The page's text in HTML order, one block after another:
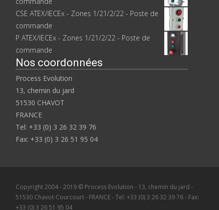
CSE ATEX/IECEx - Zones 1/21/2/22 - Poste de
commande
P ATEX/IECEx - Zones 1/21/2/22 - Poste de
commande
Nos coordonnées
Process Evolution
13, chemin du jard
51530 CHAVOT
FRANCE
Tel: +33 (0) 3 26 32 39 76
Fax: +33 (0) 3 26 51 95 04
Copyright 2004 - 2019 © Process Evolution - 13, chemin du jard -
51530 Chavot-Courcourt - FRANCE - Tel: +33 (0) 3 26 32 39 76 - Fax:
+33 (0) 3 26 51 95 04